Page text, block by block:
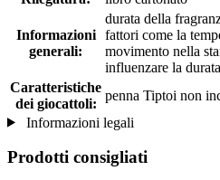
Informazioni
generali:
durata della
fattori come la
movimento nella
influenzare la
Caratteristiche
dei giocattoli:
penna Tiptoi non
Informazioni legali
Prodotti consigliati